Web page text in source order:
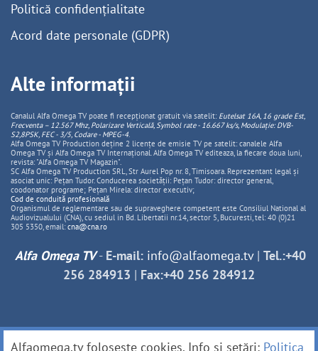
Politică confidențialitate
Acord date personale (GDPR)
Alte informații
Canalul Alfa Omega TV poate fi recepționat gratuit via satelit: Eutelsat 16A, 16 grade Est,
Frecventa – 12.567 Mhz, PolarizareVerticală, Symbol rate - 16.667 ks/s, Modulație: DVB-
S2,8PSK, FEC - 3/5, Codare - MPEG-4.
Alfa Omega TV Production deține 2 licențe de emisie TV pe satelit: canalele Alfa
Omega TV și Alfa Omega TV Internațional. Alfa Omega TV editeaza, la fiecare doua luni,
revista: "Alfa Omega TV Magazin".
SC Alfa Omega TV Production SRL, Str Aurel Pop nr. 8, Timisoara. Reprezentant legal și
asociat unic: Pețan Tudor. Conducerea societății: Pețan Tudor: director general,
coodonator programe; Pețan Mirela: director executiv;
Cod de conduită profesională
Organismul de reglementare sau de supraveghere competent este Consiliul National al
Audiovizualului (CNA), cu sediul in Bd. Libertatii nr.14, sector 5, Bucuresti, tel: 40 (0)21
305 5350, email: cna@cna.ro
Alfa Omega TV- E-mail: info@alfaomega.tv| Tel.:+40
256 284913 | Fax:+40 256 284912
Alfaomega.tv folosește cookies. Info și setări: Politica